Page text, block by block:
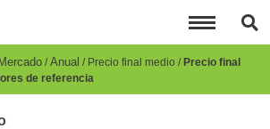
Anual Precio final medio Precio final
de referencia